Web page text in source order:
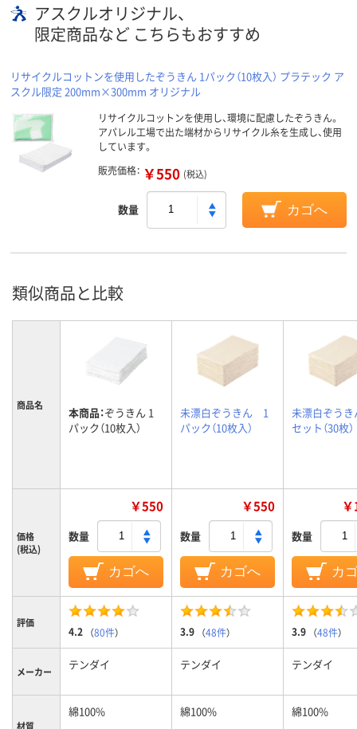
アスクルオリジナル、
限定商品など こちらもおすすめ
リサイクルコットンを使用したぞうきん 1パック（10枚入） プラテック ア
スクル限定 200mm×300mm オリジナル
リサイクルコットンを使用し、環境に配慮したぞうきん。
アパレル工場で出た端材からリサイクル糸を生成し、使用
しています。
販売価格： ￥550 (税込)
数量 カゴへ
類似商品と比較
商品名 本商品：ぞうきん 1
パック（10枚入）
未漂白ぞうきん 1
パック（10枚入）
未漂白ぞう
セット（30枚）
価格
(税込)
￥550
数量
カゴへ
￥550
数量
カゴへ
数量
カ
評価
4.2 （80件） 3.9 （48件） 3.9 （48件）
メーカー テンダイ テンダイ テンダイ
材質
綿100% 綿100% 綿100%